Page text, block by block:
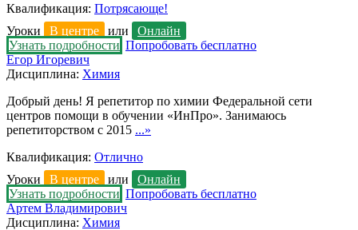
Квалификация: Потрясающе!
Уроки
В центре или
Онлайн
Узнать подробности Попробовать бесплатно
Егор Игоревич
Дисциплина: Химия
Добрый день! Я репетитор по химии Федеральной сети
центров помощи в обучении «ИнПро». Занимаюсь
репетиторством с 2015 ...»
Квалификация: Отлично
Уроки
В центре или
Онлайн
Узнать подробности Попробовать бесплатно
Артем Владимирович
Дисциплина: Химия